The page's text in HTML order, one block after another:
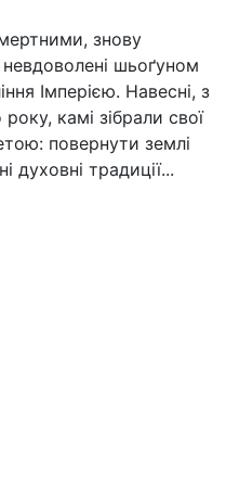
знову
шьоґуном
Імперією. Навесні, з
камі зібрали свої
повернути землі
духовні традиції...